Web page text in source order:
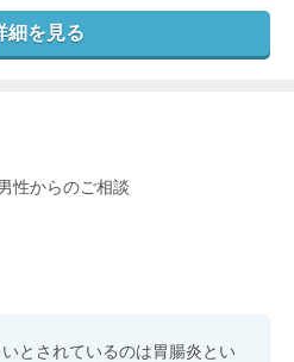
細を見る
性からのご相談
とされているのは胃腸炎とい